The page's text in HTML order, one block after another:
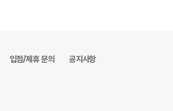
입점/제휴 문의 공지사항